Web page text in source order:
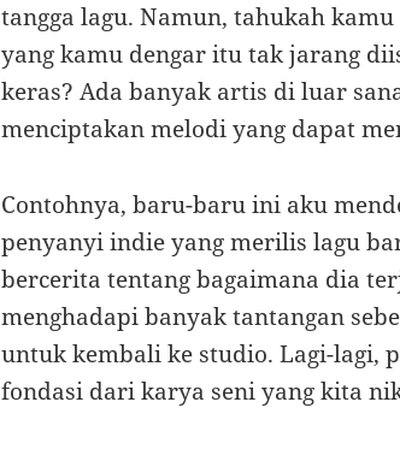
tangga lagu. Namun, tahukah
yang kamu dengar itu tak jarang
keras? Ada banyak artis di luar
menciptakan melodi yang dapat
Contohnya, baru-baru ini aku
penyanyi indie yang merilis lagu
bercerita tentang bagaimana dia
menghadapi banyak tantangan
untuk kembali ke studio. Lagi-lagi,
fondasi dari karya seni yang kita